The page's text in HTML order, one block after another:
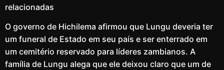
relacionadas
O governo de Hichilema afirmou que Lungu deveria ter
um funeral de Estado em seu país e ser enterrado em
um cemitério reservado para líderes zambianos. A
família de Lungu alega que ele deixou claro que um de